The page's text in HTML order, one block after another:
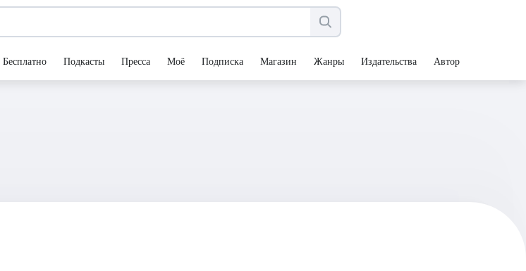
Бесплатно Подкасты Пресса Моё Подписка Магазин Жанры Издательства Авторы